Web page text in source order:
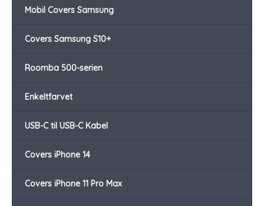
Mobil Covers Samsung
Covers Samsung S10+
Roomba 500-serien
Enkeltfarvet
USB-C til USB-C Kabel
Covers iPhone 14
Covers iPhone 11 Pro Max